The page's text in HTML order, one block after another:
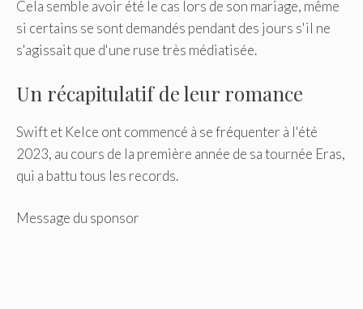
Cela semble avoir été le cas lors de son mariage, même
si certains se sont demandés pendant des jours s'il ne
s'agissait que d'une ruse très médiatisée.
Un récapitulatif de leur romance
Swift et Kelce ont commencé à se fréquenter à l'été
2023, au cours de la première année de sa tournée Eras,
qui a battu tous les records.
Message du sponsor